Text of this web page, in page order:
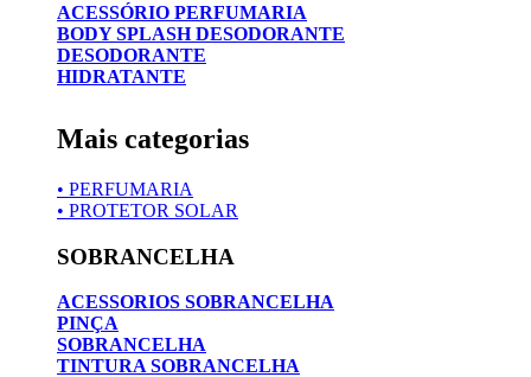
ACESSÓRIO PERFUMARIA
BODY SPLASH DESODORANTE
DESODORANTE
HIDRATANTE
Mais categorias
• PERFUMARIA
• PROTETOR SOLAR
SOBRANCELHA
ACESSORIOS SOBRANCELHA
PINÇA
SOBRANCELHA
TINTURA SOBRANCELHA